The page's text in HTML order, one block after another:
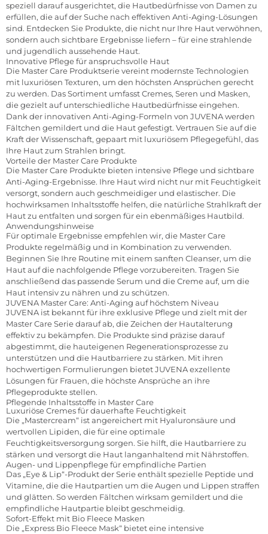
speziell darauf ausgerichtet, die Hautbedürfnisse von Damen zu
erfüllen, die auf der Suche nach effektiven Anti-Aging-Lösungen
sind. Entdecken Sie Produkte, die nicht nur Ihre Haut verwöhnen,
sondern auch sichtbare Ergebnisse liefern – für eine strahlende
und jugendlich aussehende Haut.
Innovative Pflege für anspruchsvolle Haut
Die Master Care Produktserie vereint modernste Technologien
mit luxuriösen Texturen, um den höchsten Ansprüchen gerecht
zu werden. Das Sortiment umfasst Cremes, Seren und Masken,
die gezielt auf unterschiedliche Hautbedürfnisse eingehen.
Dank der innovativen Anti-Aging-Formeln von JUVENA werden
Fältchen gemildert und die Haut gefestigt. Vertrauen Sie auf die
Kraft der Wissenschaft, gepaart mit luxuriösem Pflegegefühl, das
Ihre Haut zum Strahlen bringt.
Vorteile der Master Care Produkte
Die Master Care Produkte bieten intensive Pflege und sichtbare
Anti-Aging-Ergebnisse. Ihre Haut wird nicht nur mit Feuchtigkeit
versorgt, sondern auch geschmeidiger und elastischer. Die
hochwirksamen Inhaltsstoffe helfen, die natürliche Strahlkraft der
Haut zu entfalten und sorgen für ein ebenmäßiges Hautbild.
Anwendungshinweise
Für optimale Ergebnisse empfehlen wir, die Master Care
Produkte regelmäßig und in Kombination zu verwenden.
Beginnen Sie Ihre Routine mit einem sanften Cleanser, um die
Haut auf die nachfolgende Pflege vorzubereiten. Tragen Sie
anschließend das passende Serum und die Creme auf, um die
Haut intensiv zu nähren und zu schützen.
JUVENA Master Care: Anti-Aging auf höchstem Niveau
JUVENA ist bekannt für ihre exklusive Pflege und zielt mit der
Master Care Serie darauf ab, die Zeichen der Hautalterung
effektiv zu bekämpfen. Die Produkte sind präzise darauf
abgestimmt, die hauteigenen Regenerationsprozesse zu
unterstützen und die Hautbarriere zu stärken. Mit ihren
hochwertigen Formulierungen bietet JUVENA exzellente
Lösungen für Frauen, die höchste Ansprüche an ihre
Pflegeprodukte stellen.
Pflegende Inhaltsstoffe in Master Care
Luxuriöse Cremes für dauerhafte Feuchtigkeit
Die „Mastercream“ ist angereichert mit Hyaluronsäure und
wertvollen Lipiden, die für eine optimale
Feuchtigkeitsversorgung sorgen. Sie hilft, die Hautbarriere zu
stärken und versorgt die Haut langanhaltend mit Nährstoffen.
Augen- und Lippenpflege für empfindliche Partien
Das „Eye & Lip“-Produkt der Serie enthält spezielle Peptide und
Vitamine, die die Hautpartien um die Augen und Lippen straffen
und glätten. So werden Fältchen wirksam gemildert und die
empfindliche Hautpartie bleibt geschmeidig.
Sofort-Effekt mit Bio Fleece Masken
Die „Express Bio Fleece Mask“ bietet eine intensive